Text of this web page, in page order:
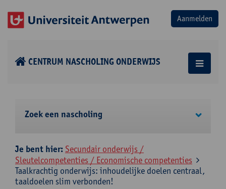
CENTRUM NASCHOLING ONDERWIJS
Zoek een nascholing
Je bent hier: Secundair onderwijs /
Sleutelcompetenties / Economische competenties
Taalkrachtig onderwijs: inhoudelijke doelen centraal,
taaldoelen slim verbonden!